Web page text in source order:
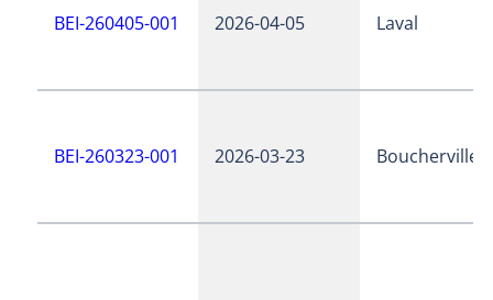
BEI-260405-001 2026-04-05 Laval
BEI-260323-001 2026-03-23 Boucherville